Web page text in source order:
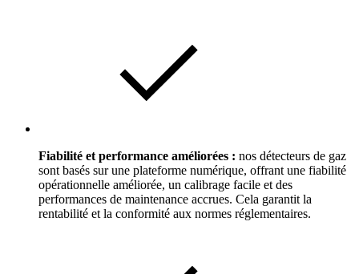
Fiabilité et performance améliorées : nos détecteurs de gaz
sont basés sur une plateforme numérique, offrant une fiabilité
opérationnelle améliorée, un calibrage facile et des
performances de maintenance accrues. Cela garantit la
rentabilité et la conformité aux normes réglementaires.